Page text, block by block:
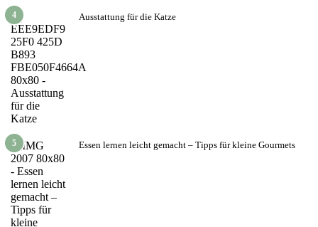
4 Ausstattung für die Katze
5 Essen lernen leicht gemacht – Tipps für kleine Gourmets